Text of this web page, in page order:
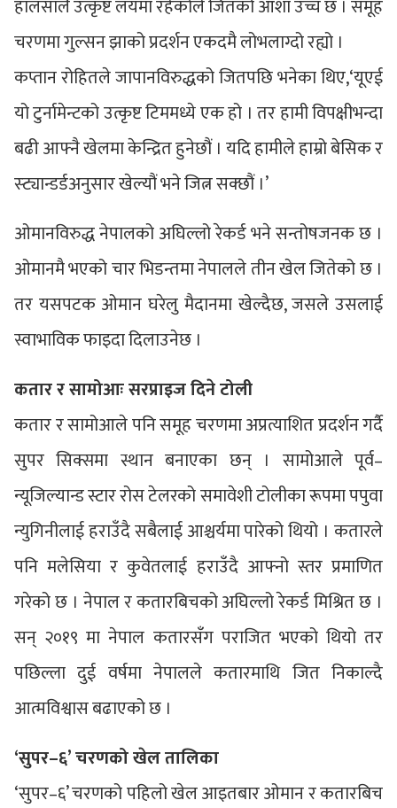
हालसालै उत्कृष्ट लयमा रहेकोले जितको आशा उच्च छ । समूह
चरणमा गुल्सन झाको प्रदर्शन एकदमै लोभलाग्दो रह्यो ।
कप्तान रोहितले जापानविरुद्धको जितपछि भनेका थिए,‘यूएई
यो टुर्नामेन्टको उत्कृष्ट टिममध्ये एक हो । तर हामी विपक्षीभन्दा
बढी आफ्नै खेलमा केन्द्रित हुनेछौं । यदि हामीले हाम्रो बेसिक र
स्ट्यान्डर्डअनुसार खेल्यौं भने जित्न सक्छौं ।’
ओमानविरुद्ध नेपालको अघिल्लो रेकर्ड भने सन्तोषजनक छ ।
ओमानमै भएको चार भिडन्तमा नेपालले तीन खेल जितेको छ ।
तर यसपटक ओमान घरेलु मैदानमा खेल्दैछ, जसले उसलाई
स्वाभाविक फाइदा दिलाउनेछ ।
कतार र सामोआः सरप्राइज दिने टोली
कतार र सामोआले पनि समूह चरणमा अप्रत्याशित प्रदर्शन गर्दै
सुपर सिक्समा स्थान बनाएका छन् । सामोआले पूर्व–
न्यूजिल्यान्ड स्टार रोस टेलरको समावेशी टोलीका रूपमा पपुवा
न्युगिनीलाई हराउँदै सबैलाई आश्चर्यमा पारेको थियो । कतारले
पनि मलेसिया र कुवेतलाई हराउँदै आफ्नो स्तर प्रमाणित
गरेको छ । नेपाल र कतारबिचको अघिल्लो रेकर्ड मिश्रित छ ।
सन् २०१९ मा नेपाल कतारसँग पराजित भएको थियो तर
पछिल्ला दुई वर्षमा नेपालले कतारमाथि जित निकाल्दै
आत्मविश्वास बढाएको छ ।
‘सुपर–६’ चरणको खेल तालिका
‘सुपर–६’ चरणको पहिलो खेल आइतबार ओमान र कतारबिच